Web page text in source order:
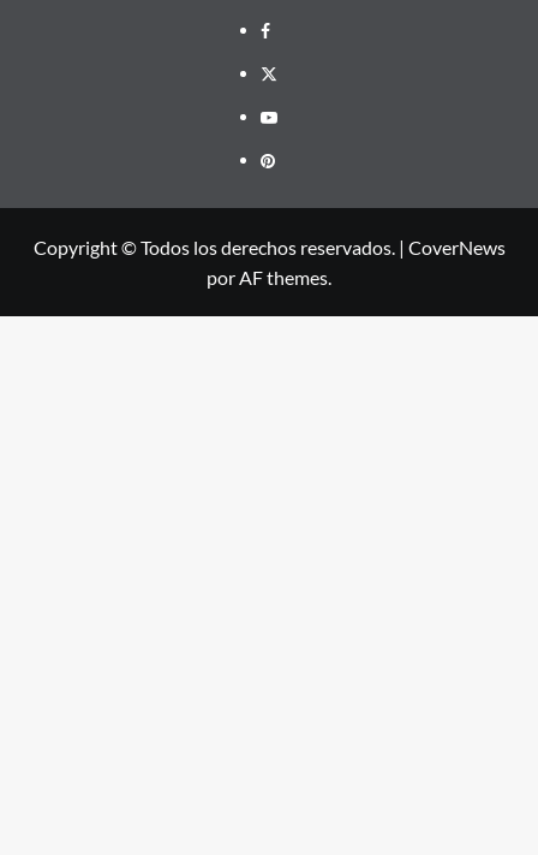
facebook
twitter
youtube
pinterest
Copyright © Todos los derechos reservados. | CoverNews
por AF themes.